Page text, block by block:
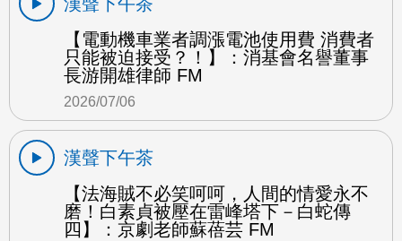
【電動機車業者調漲電池使用費 消費者
只能被迫接受？！】：消基會名譽董事
長游開雄律師 FM
2026/07/06
漢聲下午茶
【法海賊不必笑呵呵，人間的情愛永不
磨！白素貞被壓在雷峰塔下－白蛇傳
四】：京劇老師蘇蓓芸 FM